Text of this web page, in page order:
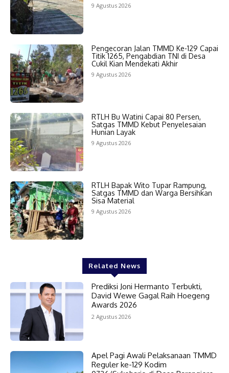
9 Agustus 2026
Pengecoran Jalan TMMD Ke-129 Capai
Titik 1265, Pengabdian TNI di Desa
Cukil Kian Mendekati Akhir
9 Agustus 2026
RTLH Bu Watini Capai 80 Persen,
Satgas TMMD Kebut Penyelesaian
Hunian Layak
9 Agustus 2026
RTLH Bapak Wito Tupar Rampung,
Satgas TMMD dan Warga Bersihkan
Sisa Material
9 Agustus 2026
Related News
Prediksi Joni Hermanto Terbukti,
David Wewe Gagal Raih Hoegeng
Awards 2026
2 Agustus 2026
Apel Pagi Awali Pelaksanaan TMMD
Reguler ke-129 Kodim